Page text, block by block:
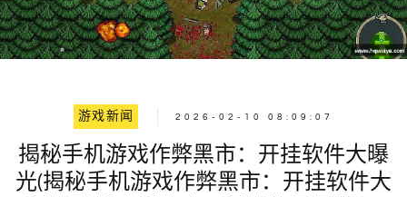
游戏新闻 2026-02-10 08:09:07
揭秘手机游戏作弊黑市：开挂软件大曝
光(揭秘手机游戏作弊黑市：开挂软件大